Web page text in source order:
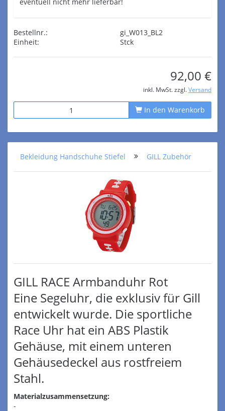
Bestellnr.:
gi_W013_BL2
Einheit:
Stck
92,00 €
inkl. MwSt. zzgl. Versand
In den Warenkorb
Bekleidung Handschuhe Stiefel GILL Zubehör
GILL RACE Armbanduhr Rot
Eine Segeluhr, die exklusiv für Gill
entwickelt wurde. Die sportliche
Race Uhr hat ein ABS Plastik
Gehäuse, mit einem unteren
Gehäusedeckel aus rostfreiem
Stahl.
Materialzusammensetzung:
-